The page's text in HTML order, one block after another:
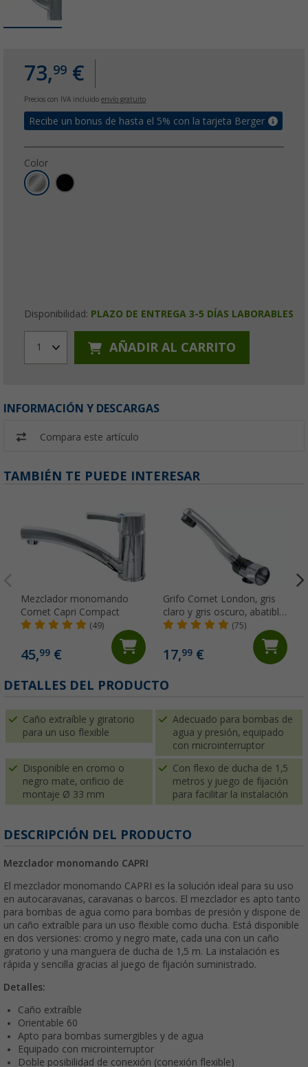
73,99 €
Precios con IVA incluido envío gratuito
Recibe un bonus de hasta el 5% con la tarjeta Berger
Color
Disponibilidad: PLAZO DE ENTREGA 3-5 DÍAS LABORABLES
1 AÑADIR AL CARRITO
INFORMACIÓN Y DESCARGAS
Compara este artículo
TAMBIÉN TE PUEDE INTERESAR
Mezclador monomando
Comet Capri Compact
(49)
45,99 €
Grifo Comet London, gris
claro y gris oscuro, abatible,
con microinterruptor, para
caravanas y autocaravanas,
cromado
(75)
17,99€
DETALLES DEL PRODUCTO
Caño extraíble y giratorio
para un uso flexible
Adecuado para bombas de
agua y presión, equipado
con microinterruptor
Disponible en cromo o
negro mate, orificio de
montaje Ø 33 mm
Con flexo de ducha de 1,5
metros y juego de fijación
para facilitar la instalación
DESCRIPCIÓN DEL PRODUCTO
Mezclador monomando CAPRI
El mezclador monomando CAPRI es la solución ideal para su uso
en autocaravanas, caravanas o barcos. El mezclador es apto tanto
para bombas de agua como para bombas de presión y dispone de
un caño extraíble para un uso flexible como ducha. Está disponible
en dos versiones: cromo y negro mate, cada una con un caño
giratorio y una manguera de ducha de 1,5 m. La instalación es
rápida y sencilla gracias al juego de fijación suministrado.
Detalles:
Caño extraíble
Orientable 60
Apto para bombas sumergibles y de agua
Equipado con microinterruptor
Doble posibilidad de conexión (conexión flexible)